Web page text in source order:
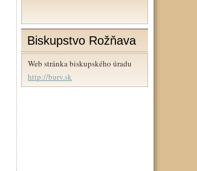
Biskupstvo Rožňava
Web stránka biskupského úradu
http://burv.sk